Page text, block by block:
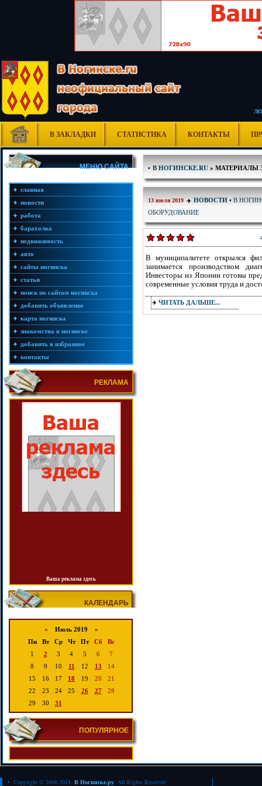
В ЗАКЛАДКИ СТАТИСТИКА КОНТАКТЫ
МЕНЮ САЙТА
главная
новости
работа
барахолка
недвижимость
авто
сайты ногинска
статьи
поиск по сайтам ногинска
добавить объявление
карта ногинска
знакомства в ногинске
добавить в избранное
контакты
РЕКЛАМА
Ваша реклама здесь
КАЛЕНДАРЬ
« Июль 2019 »
Пн
Вт Ср Чт Пт Сб
Вс
1
2 3 4 5 6
7
8
9 10 11 12 13
14
15
16 17 18 19 20
21
22
23 24 25 26 27
28
29
30 31
ПОПУЛЯРНОЕ
• В НОГИНСКЕ.RU» МАТЕРИАЛЫ
13 июля 2019 НОВОСТИ • В
ОБОРУДОВАНИЕ
В муниципалитете открылся
занимается производством
Инвесторы из Японии готовы
современные условия труда и
ЧИТАТЬ ДАЛЬШЕ...
• Copyright © 2008-2015. В Ногинске.ру. All Rights Reserved